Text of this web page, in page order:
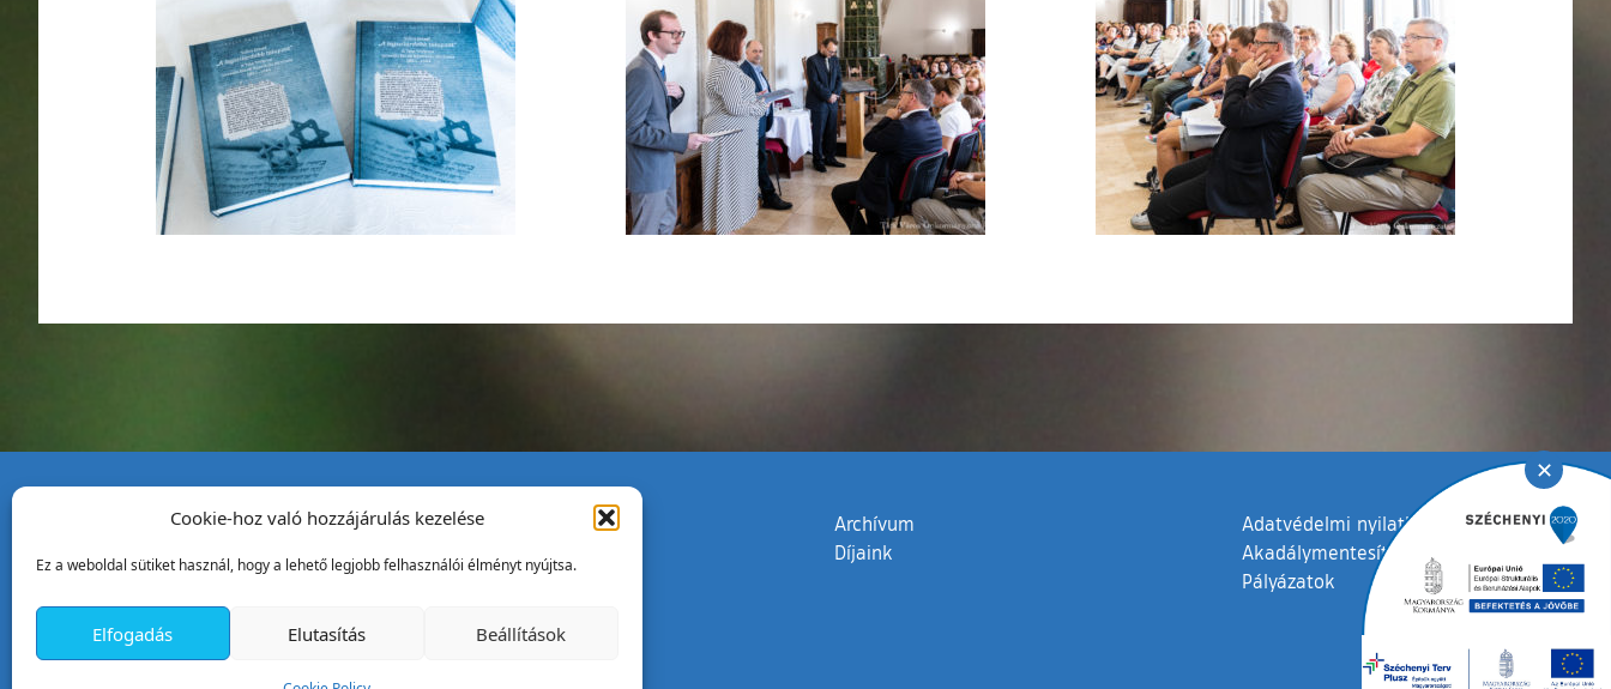
Cookie-hoz való hozzájárulás kezelése
Ez a weboldal sütiket használ, hogy a lehető legjobb felhasználói élményt nyújtsa.
Elfogadás Elutasítás Beállítások
Tata Város Önkormányzata
2890 Tata, Kossuth tér 1.
+36 34 / 587 078
Email:ph@tata.hu
Archívum
Díjaink
Adatvédelmi nyilatkozat
Akadálymentesítési nyilatkozat
Pályázatok
✕